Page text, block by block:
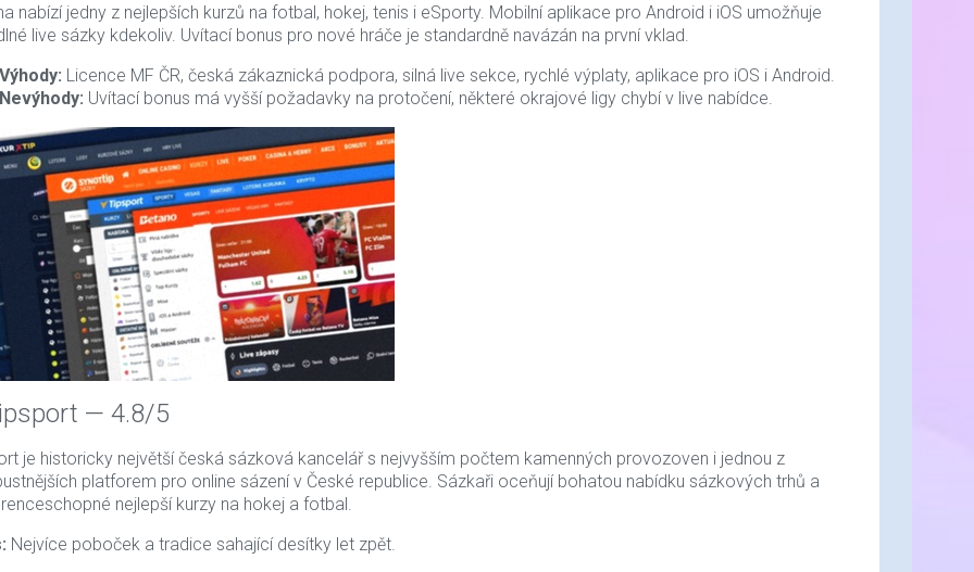
nabízí jedny z nejlepších kurzů na fotbal, hokej, tenis i eSporty. Mobilní aplikace pro Android i iOS umožňuje
live sázky kdekoliv. Uvítací bonus pro nové hráče je standardně navázán na první vklad.
Výhody: Licence MF ČR, česká zákaznická podpora, silná live sekce, rychlé výplaty, aplikace pro iOS i Android.
Nevýhody: Uvítací bonus má vyšší požadavky na protočení, některé okrajové ligy chybí v live nabídce.
— 4.8/5
je historicky největší česká sázková kancelář s nejvyšším počtem kamenných provozoven i jednou z
platforem pro online sázení v České republice. Sázkaři oceňují bohatou nabídku sázkových trhů a
nejlepší kurzy na hokej a fotbal.
Nejvíce poboček a tradice sahající desítky let zpět.
Nukeproof Horizon Pro
-18%
2 850,- Kč
Kč
Skladem
Kč bez DPH
detaily
Akční nabídka
Nejprodávanější
Pedály Nukeproof Horizon Pro
Sam Hill
-19%
Zobrazit detaily
Akční nabídka
Nejprodávanější
-7%